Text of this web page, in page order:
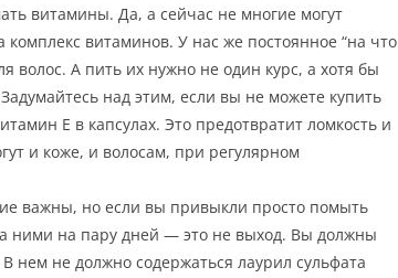
витамины. Да, а сейчас не многие могут
витаминов. У нас же постоянное “на что
волос. А пить их нужно не один курс, а хотя бы
над этим, если вы не можете купить
Е в капсулах. Это предотвратит ломкость и
и коже, и волосам, при регулярном
важны, но если вы привыкли просто помыть
ними на пару дней — это не выход. Вы должны
нем не должно содержаться лаурил сульфата